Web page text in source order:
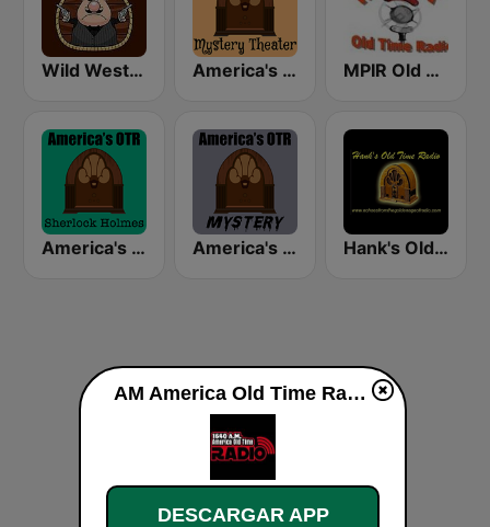
Wild West Old Time Radio Channel America's OTR - Mystery Theater Radio MPIR Old Time Radio
America's OTR - 24/7 Sherlock Holmes America's OTR - Mystery and Suspense Hank's Old Time Radio
AM America Old Time Radio en vivo
DESCARGAR APP